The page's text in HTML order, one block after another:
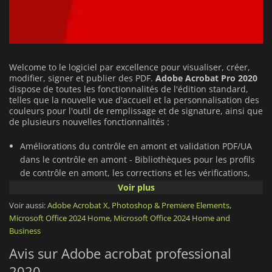
Welcome to le logiciel par excellence pour visualiser, créer,
modifier, signer et publier des PDF. Adobe Acrobat Pro 2020
dispose de toutes les fonctionnalités de l'édition standard,
telles que la nouvelle vue d'accueil et la personnalisation des
couleurs pour l'outil de remplissage et de signature, ainsi que
de plusieurs nouvelles fonctionnalités :
Améliorations du contrôle en amont et validation PDF/UA
dans le contrôle en amont - Bibliothèques pour les profils
de contrôle en amont, les corrections et les vérifications,
variables de contrôle en amont qui vous permettent
Workgroup Specification 2015, et possibilité de corriger les
erreurs courantes.
utilisateurs handicapés, sans qu'il soit nécessaire de
recourir à des technologies d'assistance.
Voir plus
Voir aussi:Adobe Acrobat X, Photoshop & Premiere Elements,
Microsoft Office 2024 Home, Microsoft Office 2024 Home and
Business
Avis sur Adobe acrobat professional